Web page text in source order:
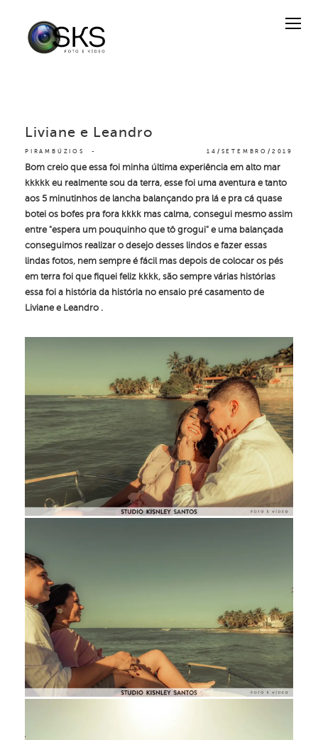
PIRAMBÚZIOS 14/SETEMBRO/2019
Liviane e Leandro
Bom creio que essa foi minha última experiência em alto mar
kkkkk eu realmente sou da terra, esse foi uma aventura e tanto
aos 5 minutinhos de lancha balançando pra lá e pra cá quase
botei os bofes pra fora kkkk mas calma, consegui mesmo assim
entre "espera um pouquinho que tô grogui" e uma balançada
conseguimos realizar o desejo desses lindos e fazer essas
lindas fotos, nem sempre é fácil mas depois de colocar os pés
em terra foi que fiquei feliz kkkk, são sempre várias histórias
essa foi a história da história no ensaio pré casamento de
Liviane e Leandro .